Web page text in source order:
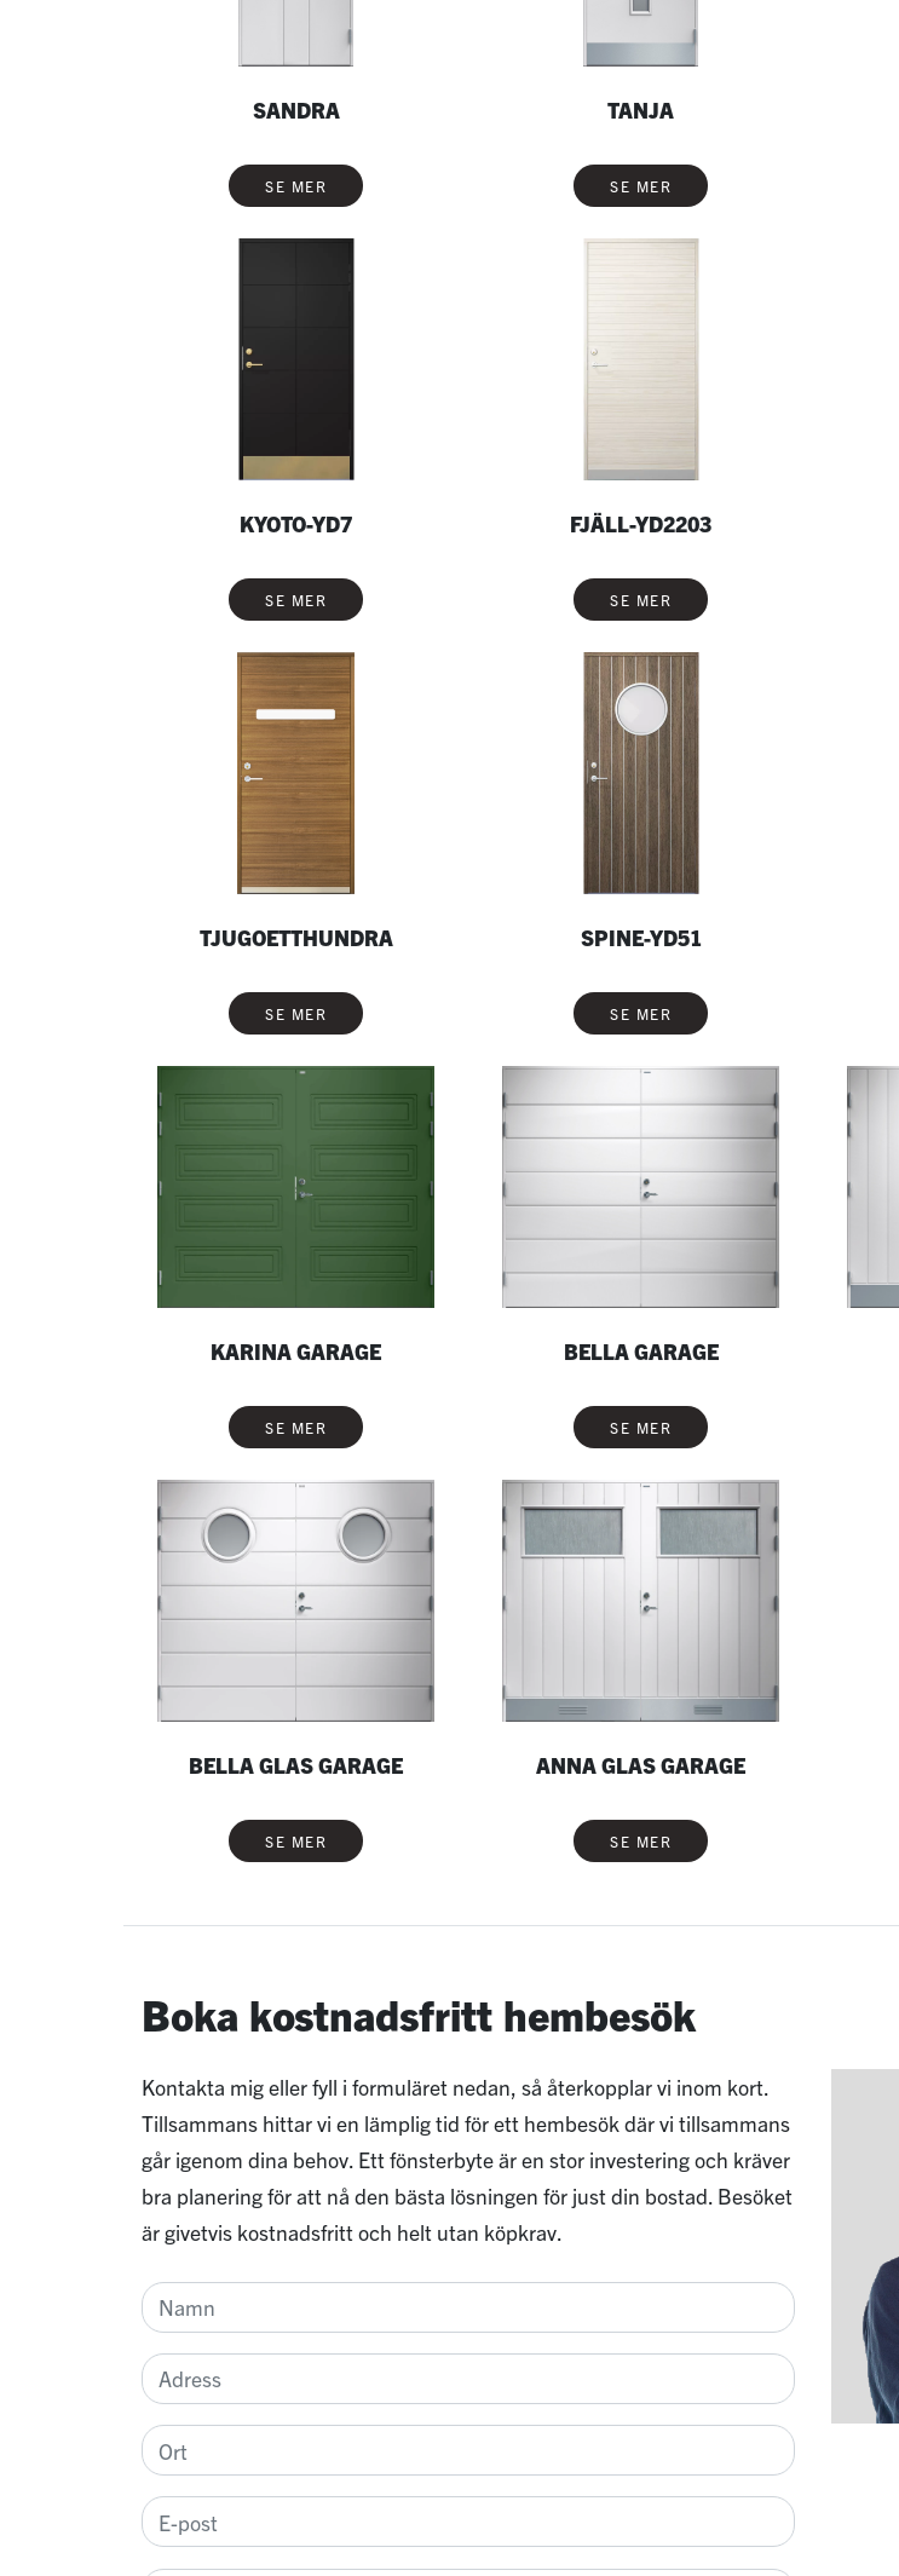
SANDRA
SE MER
TANJA
SE MER
KYOTO-YD7
SE MER
FJÄLL-YD2203
SE MER
TJUGOETTHUNDRA
SE MER
SPINE-YD51
SE MER
KARINA GARAGE
SE MER
BELLA GARAGE
SE MER
BELLA GLAS GARAGE
SE MER
ANNA GLAS GARAGE
SE MER
Boka kostnadsfritt hembesök
Kontakta mig eller fyll i formuläret nedan, så återkopplar vi inom kort.
Tillsammans hittar vi en lämplig tid för ett hembesök där vi tillsammans
går igenom dina behov. Ett fönsterbyte är en stor investering och kräver
bra planering för att nå den bästa lösningen för just din bostad. Besöket
är givetvis kostnadsfritt och helt utan köpkrav.